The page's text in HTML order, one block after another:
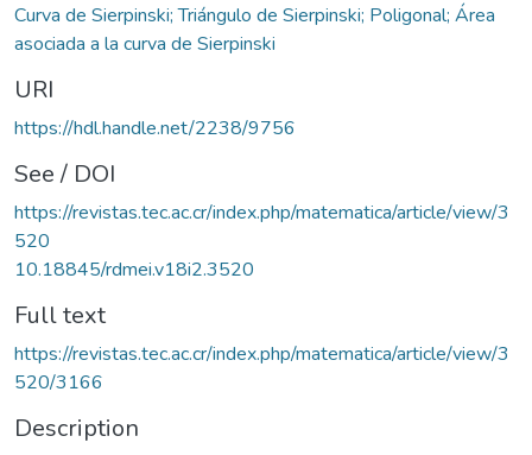
Curva de Sierpinski; Triángulo de Sierpinski; Poligonal; Área
asociada a la curva de Sierpinski
URI
https://hdl.handle.net/2238/9756
See / DOI
https://revistas.tec.ac.cr/index.php/matematica/article/view/3
520
10.18845/rdmei.v18i2.3520
Full text
https://revistas.tec.ac.cr/index.php/matematica/article/view/3
520/3166
Description